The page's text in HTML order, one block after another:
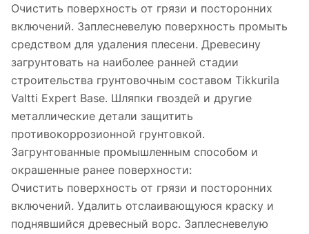
Очистить поверхность от грязи и посторонних
включений. Заплесневелую поверхность промыть
средством для удаления плесени. Древесину
загрунтовать на наиболее ранней стадии
строительства грунтовочным составом Tikkurila
Valtti Expert Base. Шляпки гвоздей и другие
металлические детали защитить
противокоррозионной грунтовкой.
Загрунтованные промышленным способом и
окрашенные ранее поверхности:
Очистить поверхность от грязи и посторонних
включений. Удалить отслаивающуюся краску и
поднявшийся древесный ворс. Заплесневелую